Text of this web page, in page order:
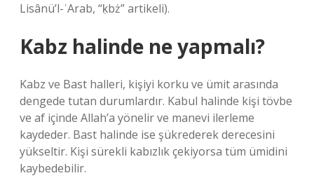
Lisânü’l-ʿArab, “ḳbż” artikeli).
Kabz halinde ne yapmalı?
Kabz ve Bast halleri, kişiyi korku ve ümit arasında
dengede tutan durumlardır. Kabul halinde kişi tövbe
ve af içinde Allah’a yönelir ve manevi ilerleme
kaydeder. Bast halinde ise şükrederek derecesini
yükseltir. Kişi sürekli kabızlık çekiyorsa tüm ümidini
kaybedebilir.